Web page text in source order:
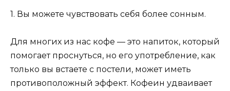
1. Вы можете чувствовать себя более сонным.
Для многих из нас кофе — это напиток, который
помогает проснуться, но его употребление, как
только вы встаете с постели, может иметь
противоположный эффект. Кофеин удваивает